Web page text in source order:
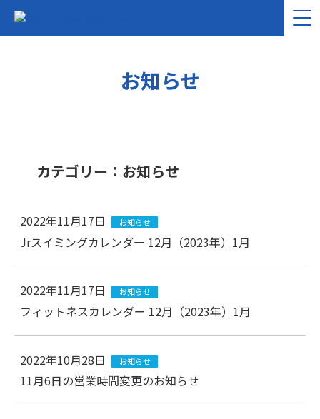
お知らせ
カテゴリー：お知らせ
2022年11月17日 お知らせ
Jrスイミングカレンダー 12月（2023年）1月
2022年11月17日 お知らせ
フィットネスカレンダー 12月（2023年）1月
2022年10月28日 お知らせ
11月6日の営業時間変更のお知らせ